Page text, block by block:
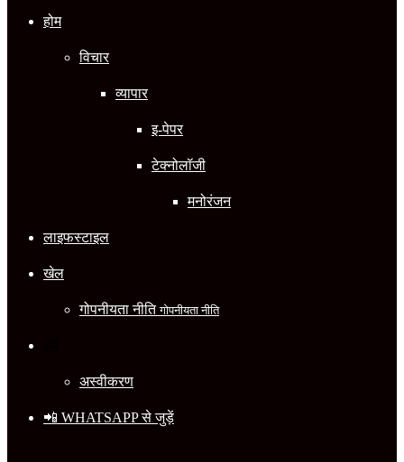
होम
विचार
व्यापार
इ-पेपर
टेक्नोलॉजी
मनोरंजन
लाइफस्टाइल
खेल
गोपनीयता नीतिगोपनीयता नीति
अस्वीकरण
📲 WHATSAPP से जुड़ें